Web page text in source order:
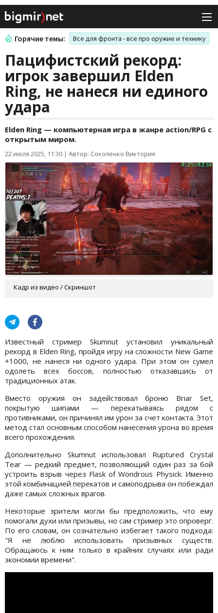
Горячие темы: Все для фронта - все про оружие и технику
Пацифистский рекорд:
игрок завершил Elden
Ring, не нанеся ни единого
удара
Elden Ring — компьютерная игра в жанре action/RPG с
открытым миром.
22 июля 2025, 11:30 | Автор: Соколенко Виктория
Кадр из видео / Скриншот
Известный стример Skumnut установил уникальный
рекорд в Elden Ring, пройдя игру на сложности New Game
+1000, не нанеся ни одного удара. При этом он сумел
одолеть всех боссов, полностью отказавшись от
традиционных атак.
Вместо оружия он задействовал броню Briar Set,
покрытую шипами — перекатываясь рядом с
противниками, он причинял им урон за счет контакта. Этот
метод стал основным способом нанесения урона во время
всего прохождения.
Дополнительно Skumnut использовал Ruptured Crystal
Tear — редкий предмет, позволяющий один раз за бой
устроить взрыв через Flask of Wondrous Physick. Именно
этой комбинацией перекатов и самоподрыва он побеждал
даже самых сложных врагов.
Некоторые зрители могли бы предположить, что ему
помогали духи или призывы, но сам стример это опроверг.
По его словам, он сознательно избегает такого подхода:
"Я не люблю использовать призывных существ.
Обращаюсь к ним только в крайних случаях или ради
экономии времени".